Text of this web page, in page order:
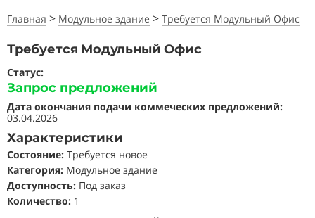
Главная > Модульное здание > Требуется Модульный Офис
Требуется Модульный Офис
Статус:
Запрос предложений
Дата окончания подачи коммеческих предложений:
03.04.2026
Характеристики
Состояние: Требуется новое
Категория: Модульное здание
Доступность: Под заказ
Количество: 1